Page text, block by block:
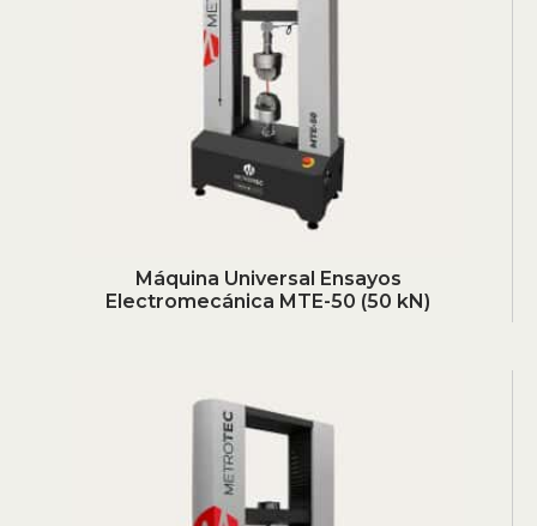
Máquina Universal Ensayos
Electromecánica MTE-50 (50 kN)